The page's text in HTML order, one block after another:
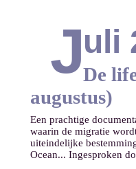
Juli
De
augustus)
Een prachtige
waarin de migratie
uiteindelijke
Ocean... Ingesproken